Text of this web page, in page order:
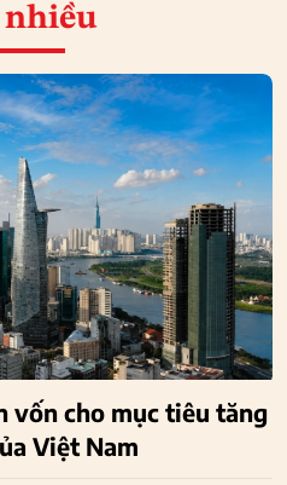
vốn cho mục tiêu tăng
Việt Nam